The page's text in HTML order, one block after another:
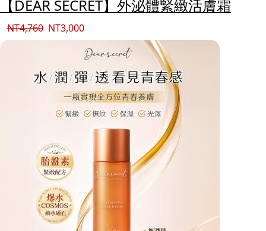
【DEAR SECRET】外泌體緊緻活膚霜
NT4,760 NT3,000